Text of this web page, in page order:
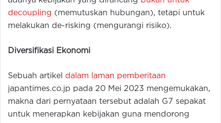
decoupling (memutuskan hubungan), tetapi untuk
melakukan de-risking (mengurangi risiko).
Diversifikasi Ekonomi
Sebuah artikel dalam laman pemberitaan
japantimes.co.jp pada 20 Mei 2023 mengemukakan,
makna dari pernyataan tersebut adalah G7 sepakat
untuk menerapkan kebijakan guna mendorong